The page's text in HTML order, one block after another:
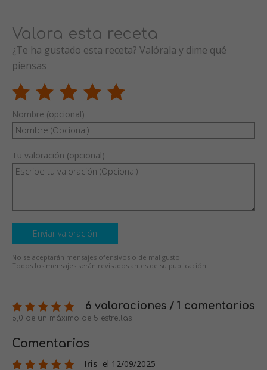
Valora esta receta
¿Te ha gustado esta receta? Valórala y dime qué
piensas
Nombre (opcional)
Tu valoración (opcional)
Enviar valoración
No se aceptarán mensajes ofensivos o de mal gusto.
Todos los mensajes serán revisados antes de su publicación.
6 valoraciones / 1 comentarios
5,0 de un máximo de 5 estrellas
Comentarios
Iris el 12/09/2025